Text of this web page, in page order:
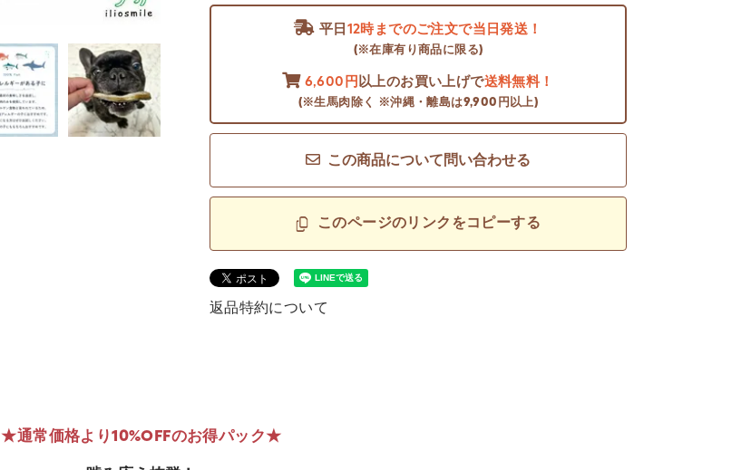
平日 12時までのご注文で当日発送！
(※在庫有り商品に限る)
6,600円 以上のお買い上げで送料無料！
(※生馬肉除く ※沖縄・離島は9,900円以上)
この商品について問い合わせる
このページのリンクをコピーする
返品特約について
★通常価格より10%OFFのお得パック★